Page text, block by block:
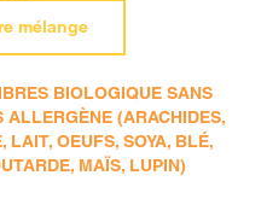
mélange
BIOLOGIQUE SANS
ALLERGÈNE (ARACHIDES,
LAIT, OEUFS, SOYA, BLÉ,
MAÏS, LUPIN)